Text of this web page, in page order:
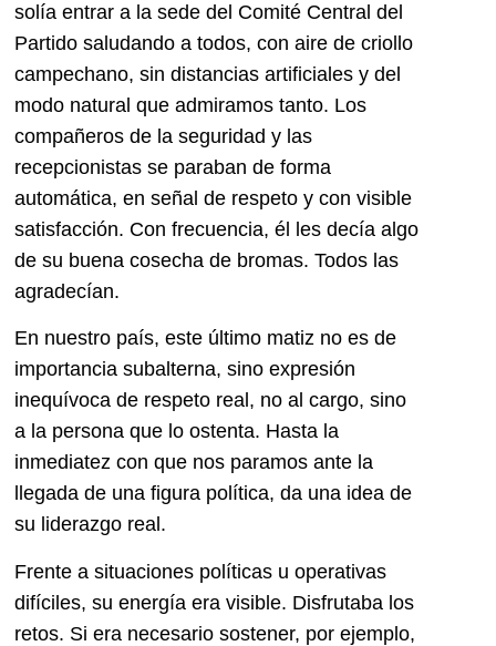
solía entrar a la sede del Comité Central del
Partido saludando a todos, con aire de criollo
campechano, sin distancias artificiales y del
modo natural que admiramos tanto. Los
compañeros de la seguridad y las
recepcionistas se paraban de forma
automática, en señal de respeto y con visible
satisfacción. Con frecuencia, él les decía algo
de su buena cosecha de bromas. Todos las
agradecían.
En nuestro país, este último matiz no es de
importancia subalterna, sino expresión
inequívoca de respeto real, no al cargo, sino
a la persona que lo ostenta. Hasta la
inmediatez con que nos paramos ante la
llegada de una figura política, da una idea de
su liderazgo real.
Frente a situaciones políticas u operativas
difíciles, su energía era visible. Disfrutaba los
retos. Si era necesario sostener, por ejemplo,